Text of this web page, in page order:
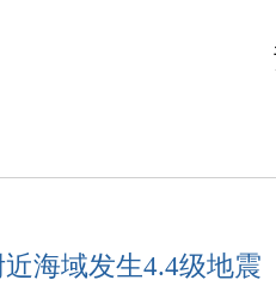
海域发生4.4级地震